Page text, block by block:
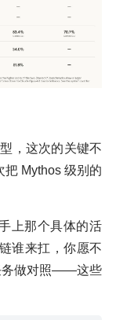
，这次的关键不
把 Mythos 级别的
上那个具体的活
谁来扛，你愿不
务做对照——这些